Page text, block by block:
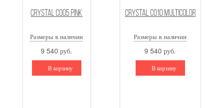
CRYSTAL C005 PINK
Размеры в наличии
9 540 руб.
В корзину
CRYSTAL C010 MULTICOLOR
Размеры в наличии
9 540 руб.
В корзину